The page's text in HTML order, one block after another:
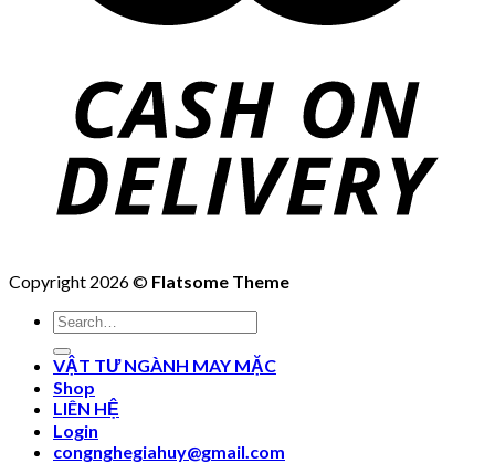
Copyright 2026 © Flatsome Theme
Search
for:
VẬT TƯ NGÀNH MAY MẶC
Shop
LIÊN HỆ
Login
congnghegiahuy@gmail.com